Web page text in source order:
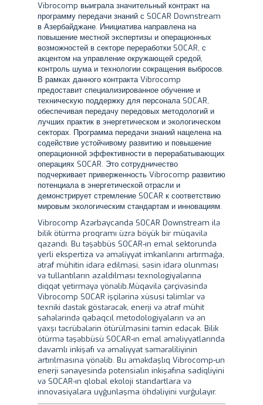
Vibrocomp выиграла значительный контракт на
программу передачи знаний с SOCAR Downstream
в Азербайджане. Инициатива направлена на
повышение местной экспертизы и операционных
возможностей в секторе переработки SOCAR, с
акцентом на управление окружающей средой,
контроль шума и технологии сокращения выбросов.
В рамках данного контракта Vibrocomp
предоставит специализированное обучение и
техническую поддержку для персонала SOCAR,
обеспечивая передачу передовых методологий и
лучших практик в энергетическом и экологическом
секторах. Программа передачи знаний нацелена на
содействие устойчивому развитию и повышение
операционной эффективности в перерабатывающих
операциях SOCAR. Это сотрудничество
подчеркивает приверженность Vibrocomp развитию
потенциала в энергетической отрасли и
демонстрирует стремление SOCAR к соответствию
мировым экологическим стандартам и инновациям.
Vibrocomp Azərbaycanda SOCAR Downstream ilə
bilik ötürmə proqramı üzrə böyük bir müqavilə
qazandı. Bu təşəbbüs SOCAR-ın emal sektorunda
yerli ekspertiza və əməliyyat imkanlarını artırmağa,
ətraf mühitin idarə edilməsi, səsin idarə olunması
və tullantıların azaldılması texnologiyalarına
diqqət yetirməyə yönəlib.Müqavilə çərçivəsində
Vibrocomp SOCAR işçilərinə xüsusi təlimlər və
texniki dəstək göstərəcək, enerji və ətraf mühit
sahələrində qabaqcıl metodologiyaların və ən
yaxşı təcrübələrin ötürülməsini təmin edəcək. Bilik
ötürmə təşəbbüsü SOCAR-ın emal əməliyyatlarında
davamlı inkişafı və əməliyyat səmərəliliyinin
artırılmasına yönəlib. Bu əməkdaşlıq Vibrocomp-un
enerji sənayesində potensialın inkişafına sadiqliyini
və SOCAR-ın qlobal ekoloji standartlara və
innovasiyalara uyğunlaşma öhdəliyini vurğulayır.